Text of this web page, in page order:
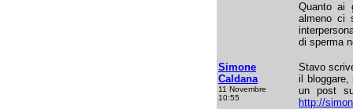
Quanto ai
almeno ci
di sperma
Simone
Caldana
11 Novembre
10:55
Stavo
il
un post
http://